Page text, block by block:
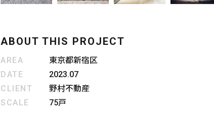
ABOUT THIS PROJECT
AREA
東京都新宿区
DATE
2023.07
CLIENT
野村不動産
SCALE
75戸